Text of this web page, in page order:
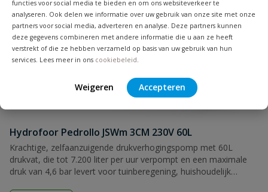
functies voor social media te bieden en om ons websiteverkeer te
analyseren. Ook delen we informatie over uw gebruik van onze site met onze
partners voor social media, adverteren en analyse. Deze partners kunnen
deze gegevens combineren met andere informatie die u aan ze heeft
verstrekt of die ze hebben verzameld op basis van uw gebruik van hun
services. Lees meer in ons cookiebeleid
Weigeren Accepteren
Hydrofoor Pedrollo JSWm 3CM 230V 60L
Krachtige, zelfaanzuigende drukverhogingspomp met 60L
drukvat, die tot 7.200 liter per uur verpompt en een maximale
druk van 4,6 bar levert voor tuinberegening, huishoudelijk